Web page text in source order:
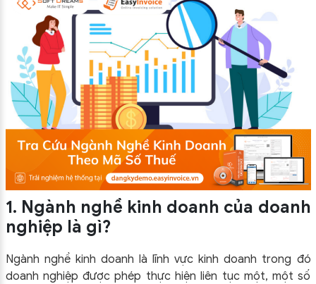
1. Ngành nghề kinh doanh của doanh
nghiệp là gì?
Ngành nghề kinh doanh là lĩnh vực kinh doanh trong đó
doanh nghiệp được phép thực hiện liên tục một, một số